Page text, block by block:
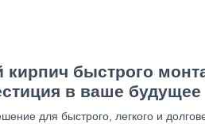
быстрого
в ваше будущее
для быстрого, легкого и